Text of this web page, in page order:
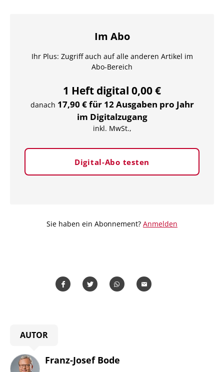
Im Abo
Ihr Plus: Zugriff auch auf alle anderen Artikel im
Abo-Bereich
1 Heft digital 0,00 €
danach 17,90 € für 12 Ausgaben pro Jahr
im Digitalzugang
inkl. MwSt.,
Digital-Abo testen
Sie haben ein Abonnement? Anmelden
AUTOR
Franz-Josef Bode